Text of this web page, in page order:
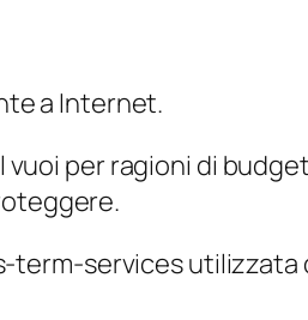
a Internet.
per ragioni di
term-servicesutilizzata